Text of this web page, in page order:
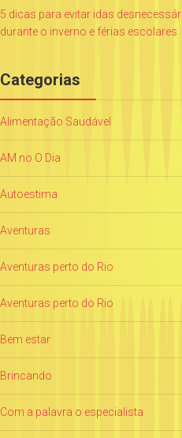
5 dicas para evitar idas
durante o inverno e férias escolares
Categorias
Alimentação Saudável
AM no O Dia
Autoestima
Aventuras
Aventuras perto do Rio
Aventuras perto do Rio
Bem estar
Brincando
Com a palavra o especialista